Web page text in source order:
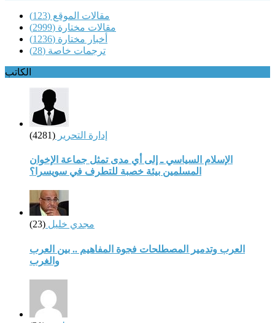
مقالات الموقع (123)
مقالات مختارة (2999)
أخبار مختارة (1236)
ترجمات خاصة (28)
الكاتب
إدارة التحرير (4281)
الإسلام السياسي ـ إلى أي مدى تمثل جماعة الإخوان
المسلمين بيئة خصبة للتطرف في سويسرا؟
مجدي خليل (23)
العرب وتدمير المصطلحات فجوة المفاهيم .. بين العرب
والغرب